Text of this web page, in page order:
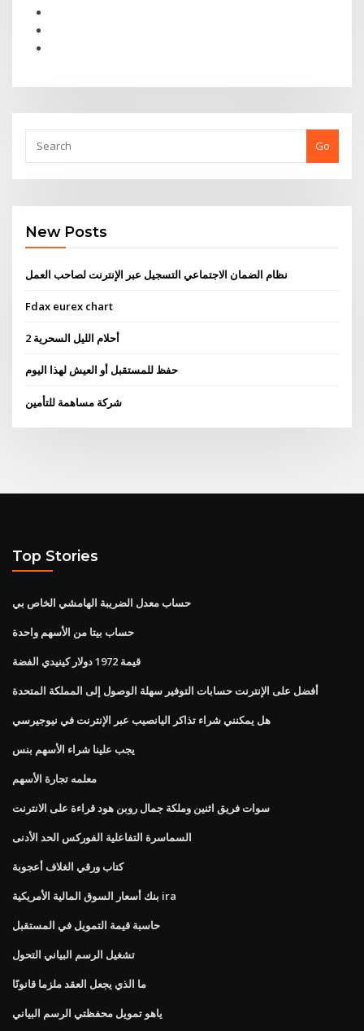
Go
New Posts
نظام الضمان الاجتماعي التسجيل عبر الإنترنت لصاحب العمل
Fdax eurex chart
2 أحلام الليل السحرية
حفظ للمستقبل أو العيش لهذا اليوم
شركة مساهمة للتأمين
Top Stories
حساب معدل الضريبة الهامشي الخاص بي
حساب بيتا من الأسهم واحدة
قيمة 1972 دولار كينيدي الفضة
أفضل على الإنترنت حسابات التوفير سهلة الوصول إلى المملكة المتحدة
هل يمكنني شراء تذاكر اليانصيب عبر الإنترنت في نيوجيرسي
يجب علينا شراء الأسهم بنس
معلمه تجارة الأسهم
سوات فريق اثنين وملكة جمال روبن هود قراءة على الانترنت
السماسرة التفاعلية الفوركس الحد الأدنى
كتاب ورقي الغلاف أعجوبة
بنك أسعار السوق المالية الأمريكية ira
حاسبة قيمة التمويل في المستقبل
تشغيل الرسم البياني التحول
ما الذي يجعل العقد ملزما قانونًا
ياهو تمويل محفظتي الرسم البياني